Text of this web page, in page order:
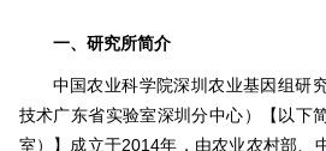
一、研究所简介
中国农业科学院深圳农业基因组研
技术广东省实验室深圳分中心）【以下
室）】成立于2014年，由农业农村部、